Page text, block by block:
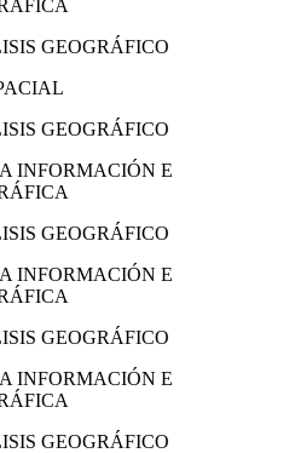
GEOGRÁFICO
GEOGRÁFICO
INFORMACIÓN E
GEOGRÁFICO
INFORMACIÓN E
GEOGRÁFICO
INFORMACIÓN E
GEOGRÁFICO